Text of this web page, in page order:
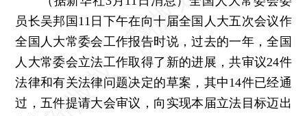
员长吴邦国11日下午在向十届全国人大五次会议作
全国人大常委会工作报告时说，过去的一年，全国
人大常委会立法工作取得了新的进展，共审议24件
法律和有关法律问题决定的草案，其中14件已经通
过，五件提请大会审议，向实现本届立法目标迈出